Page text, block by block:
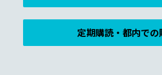
定期購読・都内での